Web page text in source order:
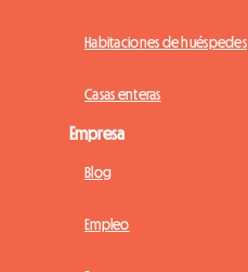
Habitaciones de huéspedes
Casas enteras
Empresa
Blog
Empleo